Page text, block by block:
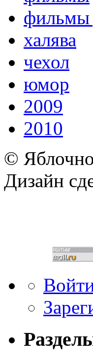
фильмы
халява
чехол
юмор
2009
2010
©
Дизайн